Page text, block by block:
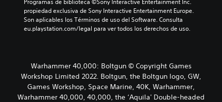
propiedad exclusiva de Sony Interactive Entertainment Europe.
Son aplicables los Términos de uso del Software. Consulta
eu.playstation.com/legal para ver todos los derechos de uso.
Warhammer 40,000: Boltgun © Copyright Games
Workshop Limited 2022. Boltgun, the Boltgun logo, GW,
Games Workshop, Space Marine, 40K, Warhammer,
Warhammer 40,000, 40,000, the ‘Aquila' Double-headed